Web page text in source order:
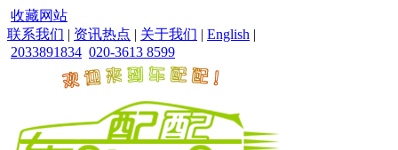
收藏网站
联系我们 | 资讯热点 | 关于我们 | English |
2033891834 020-3613 8599